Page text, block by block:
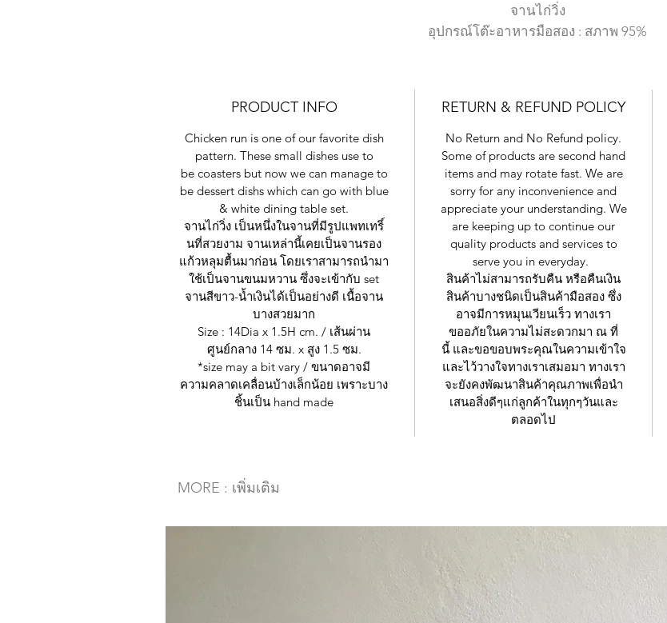
จานไก่วิ่ง
อุปกรณ์โต๊ะอาหารมือสอง : สภาพ 95%
PRODUCT INFO
Chicken run is one of our favorite dish
pattern. These small dishes use to
be coasters but now we can manage to
be dessert dishs which can go with blue
& white dining table set.
จานไก่วิ่ง เป็นหนึ่งในจานที่มีรูปแพทเทริ์
นที่สวยงาม จานเหล่านี้เคยเป็นจานรอง
แก้วหลุมตื้นมาก่อน โดยเราสามารถนำมา
ใช้เป็นจานขนมหวาน ซึ่งจะเข้ากับ set
จานสีขาว-น้ำเงินได้เป็นอย่างดี เนื้อจาน
บางสวยมาก
Size : 14Dia x 1.5H cm. / เส้นผ่าน
ศูนย์กลาง 14 ซม. x สูง 1.5 ซม.
*size may a bit vary / ขนาดอาจมี
ความคลาดเคลื่อนบ้างเล็กน้อย เพราะบาง
ชิ้นเป็น hand made
RETURN & REFUND POLICY
No Return and No Refund policy.
Some of products are second hand
items and may rotate fast. We are
sorry for any inconvenience and
appreciate your understanding. We
are keeping up to continue our
quality products and services to
serve you in everyday.
สินค้าไม่สามารถรับคืน หรือคืนเงิน
สินค้าบางชนิดเป็นสินค้ามือสอง ซึ่ง
อาจมีการหมุนเวียนเร็ว ทางเรา
ขออภัยในความไม่สะดวกมา ณ ที่
นี้ และขอขอบพระคุณในความเข้าใจ
และไว้วางใจทางเราเสมอมา ทางเรา
จะยังคงพัฒนาสินค้าคุณภาพเพื่อนำ
เสนอสิ่งดีๆแก่ลูกค้าในทุกๆวันและ
ตลอดไป
MORE : เพิ่มเติม